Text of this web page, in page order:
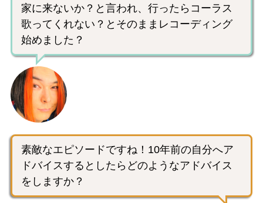
家に来ないか？と言われ、行ったらコーラス
歌ってくれない？とそのままレコーディング
始めました？
素敵なエピソードですね！10年前の自分へア
ドバイスするとしたらどのようなアドバイス
をしますか？